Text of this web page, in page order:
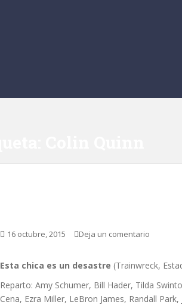
16 octubre, 2015 Deja un comentario
Esta chica es un desastre (Trainwreck,
Reparto: Amy Schumer, Bill Hader, Tilda
Cena, Ezra Miller, LeBron James, Randall